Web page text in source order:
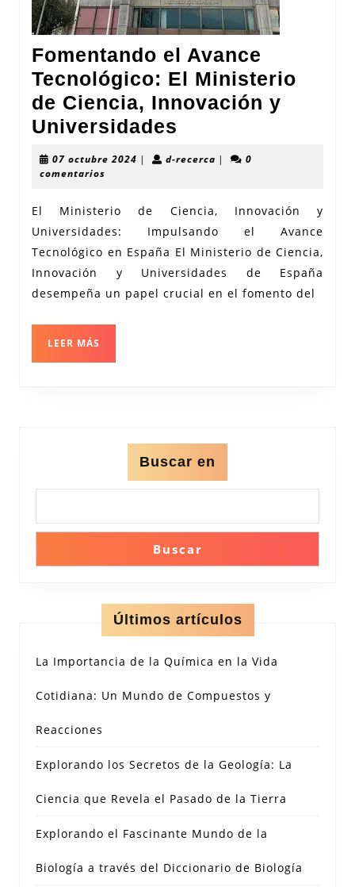
Fomentando el Avance
Tecnológico: El Ministerio
de Ciencia, Innovación y
Universidades
Avance
El
Ministerio
de
Ciencia,
07 octubre 2024 07| d-recercad-|
0
comentarios
El Ministerio de Ciencia, Innovación y
Universidades: Impulsando el Avance
Tecnológico en España El Ministerio de Ciencia,
Innovación y Universidades de España
desempeña un papel crucial en el fomento del
LEER MÁS
Buscar en
Buscar
Últimos artículos
La Importancia de la Química en la Vida
Cotidiana: Un Mundo de Compuestos y
Reacciones
Explorando los Secretos de la Geología: La
Ciencia que Revela el Pasado de la Tierra
Explorando el Fascinante Mundo de la
Biología a través del Diccionario de Biología